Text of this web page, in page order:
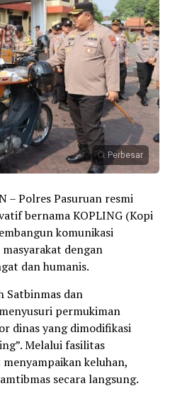
Perbesar
– Polres Pasuruan resmi
bernama KOPLING (Kopi
komunikasi
dengan
dan humanis.
Satbinmas dan
permukiman
dinas yang dimodifikasi
Melalui fasilitas
keluhan,
secara langsung.